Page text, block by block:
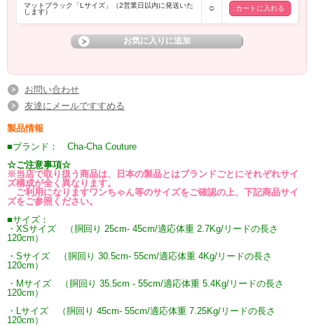
マットブラック「Lサイズ」（2営業日以内に発送いた
します）
○
お問い合わせ
友達にメールですすめる
製品情報
■ブランド： Cha-Cha Couture
☆ご注意事項☆
※当店で取り扱う商品は、日本の製品とはブランドごとにそれぞれサイ
ズ構成が全く異なります。
ご利用になりますワンちゃん等のサイズをご確認の上、下記商品サイ
ズをご参照ください。
■サイズ：
・XSサイズ （胴回り 25cm- 45cm/適応体重 2.7Kg/リードの長さ
120cm）
・Sサイズ （胴回り 30.5cm- 55cm/適応体重 4Kg/リードの長さ
120cm）
・Mサイズ （胴回り 35.5cm - 55cm/適応体重 5.4Kg/リードの長さ
120cm）
・Lサイズ （胴回り 45cm- 55cm/適応体重 7.25Kg/リードの長さ
120cm）